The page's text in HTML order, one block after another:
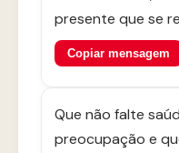
presente que se
Copiar mensagem
Que não falte
preocupação e